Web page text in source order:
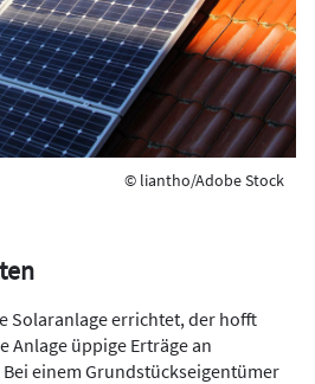
© liantho/Adobe Stock
Solaranlage errichtet, der hofft
Anlage üppige Erträge an
einem Grundstückseigentümer